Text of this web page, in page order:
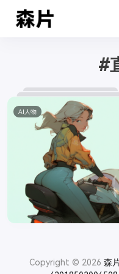
#
AI人物
Copyright © 2026 森